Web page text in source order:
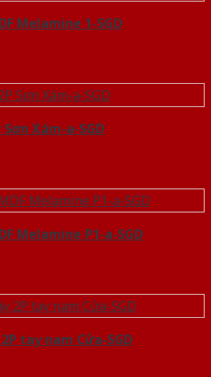
Melamine 1-SGD
Sơn Xám-a-SGD
Melamine P1-a-SGD
tay nam Cửa-SGD